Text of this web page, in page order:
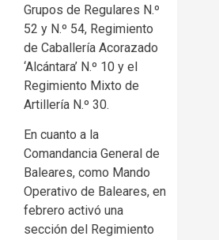
Grupos de Regulares N.º
52 y N.º 54, Regimiento
de Caballería Acorazado
‘Alcántara’ N.º 10 y el
Regimiento Mixto de
Artillería N.º 30.
En cuanto a la
Comandancia General de
Baleares, como Mando
Operativo de Baleares, en
febrero activó una
sección del Regimiento